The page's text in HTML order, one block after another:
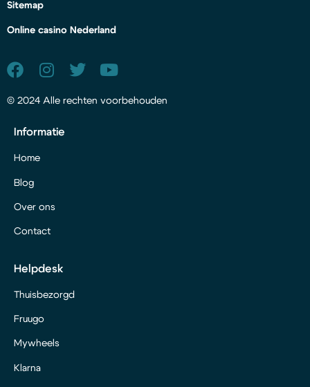
Sitemap
Online casino Nederland
© 2024 Alle rechten voorbehouden
Informatie
Home
Blog
Over ons
Contact
Helpdesk
Thuisbezorgd
Fruugo
Mywheels
Klarna